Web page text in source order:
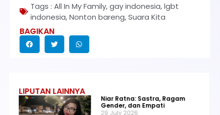
Tags : All In My Family,gay indonesia,lgbt
indonesia,Nonton bareng,Suara Kita
BAGIKAN
LIPUTAN LAINNYA
Niar Ratna: Sastra, Ragam
Gender, dan Empati
29 July 2026